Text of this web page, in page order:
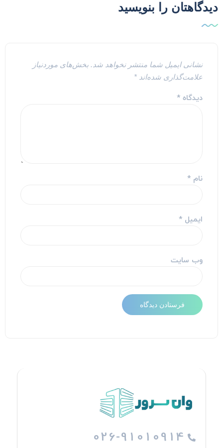
را بنویسید
نشانی ایمیل شما منتشر نخواهد شد. بخش‌های موردنیاز
علامت‌گذاری شده‌اند*
دیدگاه*
نام*
ایمیل*
وب‌ سایت
026-91010914